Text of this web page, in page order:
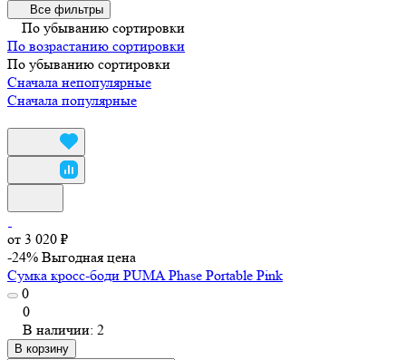
Все фильтры
По убыванию сортировки
По возрастанию сортировки
По убыванию сортировки
Сначала непопулярные
Сначала популярные
от 3 020 ₽
-24% Выгодная цена
Сумка кросс-боди PUMA Phase Portable Pink
0
0
В наличии: 2
В корзину